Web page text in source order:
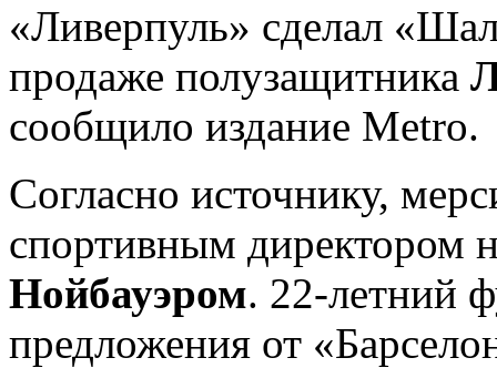
«Ливерпуль» сделал
продаже полузащитника
сообщило издание Metro.
Согласно источнику,
спортивным директором
Нойбауэром. 22-летний
предложения от